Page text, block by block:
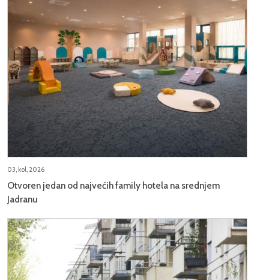
03, kol, 2026
Otvoren jedan od najvećih family hotela na srednjem
Jadranu